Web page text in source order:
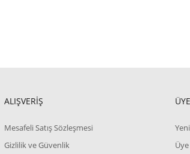
ALIŞVERİŞ
Mesafeli Satış Sözleşmesi
Gizlilik ve Güvenlik